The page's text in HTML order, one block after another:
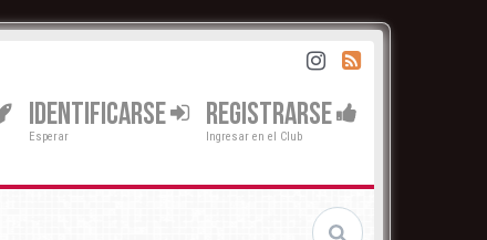
IDENTIFICARSE
Esperar
REGISTRARSE
Ingresar en el Club